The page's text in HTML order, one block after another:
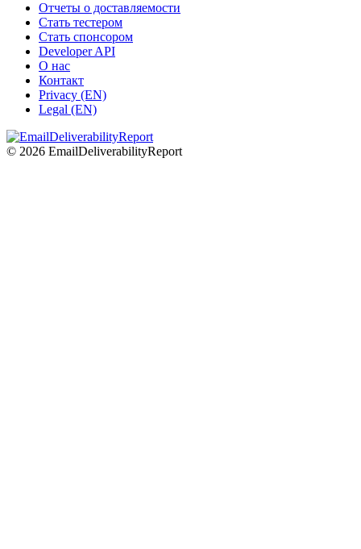
Отчеты о доставляемости
Стать тестером
Стать спонсором
Developer API
О нас
Контакт
Privacy (EN)
Legal (EN)
© 2026 EmailDeliverabilityReport